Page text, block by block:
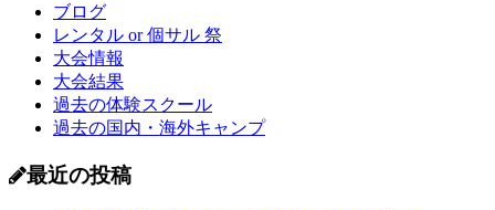
ブログ
レンタル or 個サル 祭
大会情報
大会結果
過去の体験スクール
過去の国内・海外キャンプ
最近の投稿